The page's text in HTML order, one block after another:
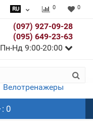
0 0
(097) 927-09-28
(095) 649-23-63
Пн-Нд 9:00-20:00
Велотренажеры
: 0